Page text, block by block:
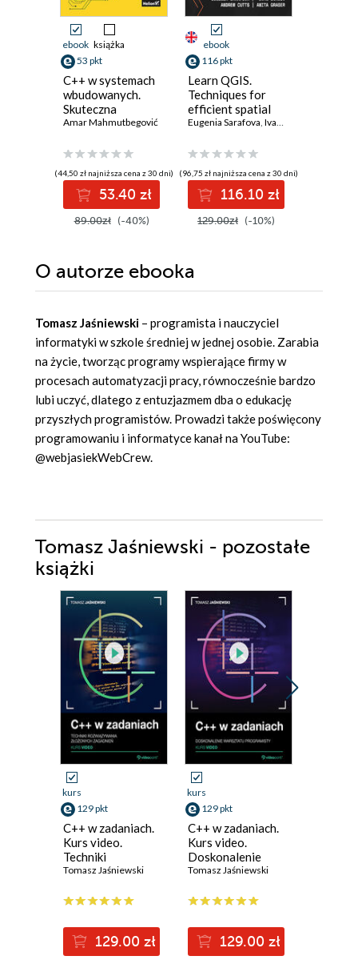
ebook książka
53 pkt
C++ w systemach
wbudowanych.
Skuteczna
migracja z C do
C++
Amar Mahmutbegović
(44,50 zł najniższa cena z 30 dni)
53.40 zł
89.00zł (-40%)
ebook
116 pkt
Learn QGIS.
Techniques for
efficient spatial
analysis - Fifth
Eugenia Sarafova, Ivan Ivanov
(96,75 zł najniższa cena z 30 dni)
116.10 zł
129.00zł (-10%)
O autorze ebooka
Tomasz Jaśniewski – programista i nauczyciel
informatyki w szkole średniej w jednej osobie. Zarabia
na życie, tworząc programy wspierające firmy w
procesach automatyzacji pracy, równocześnie bardzo
lubi uczyć, dlatego z entuzjazmem dba o edukację
przyszłych programistów. Prowadzi także poświęcony
programowaniu i informatyce kanał na YouTube:
@webjasiekWebCrew.
Tomasz Jaśniewski - pozostałe
książki
kurs
129 pkt
C++ w zadaniach.
Kurs video.
Techniki
rozwiązywania
zagadnień
Tomasz Jaśniewski
129.00 zł
kurs
129 pkt
C++ w zadaniach.
Kurs video.
Doskonalenie
warsztatu
Tomasz Jaśniewski
129.00 zł